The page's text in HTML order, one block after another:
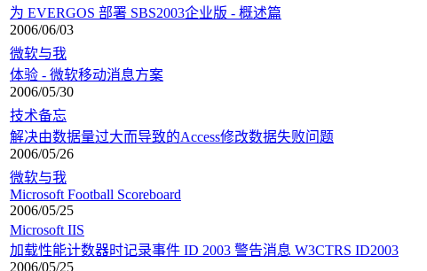
为 EVERGOS 部署 SBS2003企业版 - 概述篇
2006/06/03
微软与我
体验 - 微软移动消息方案
2006/05/30
技术备忘
解决由数据量过大而导致的Access修改数据失败问题
2006/05/26
微软与我
Microsoft Football Scoreboard
2006/05/25
Microsoft IIS
加载性能计数器时记录事件 ID 2003 警告消息 W3CTRS ID2003
2006/05/25